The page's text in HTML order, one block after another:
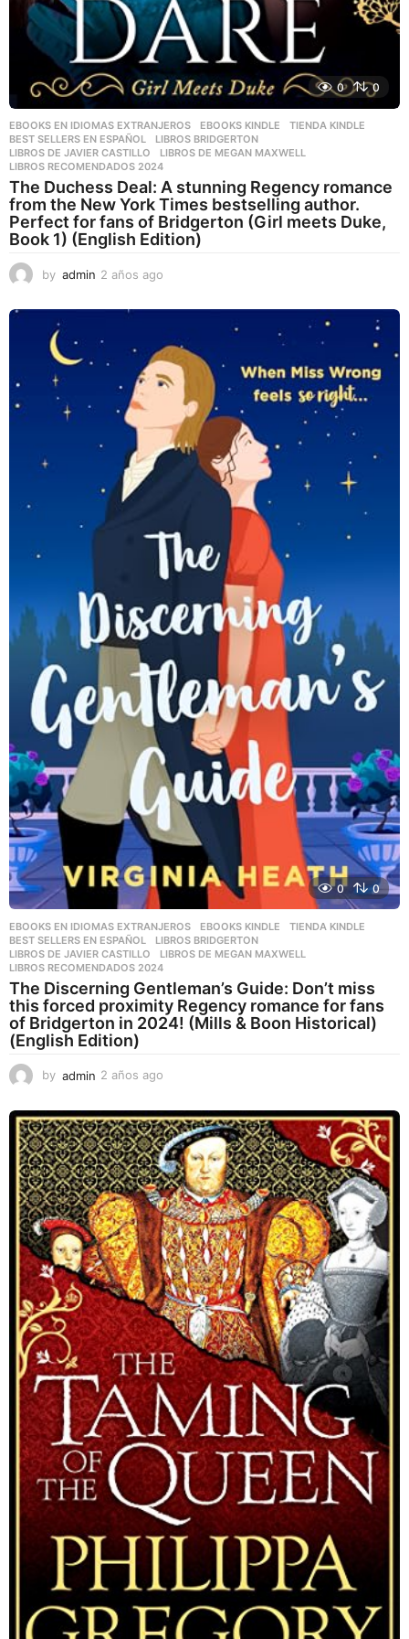
0 0
EBOOKS EN IDIOMAS EXTRANJEROS ,EBOOKS KINDLE ,TIENDA KINDLE
BEST SELLERS EN ESPAÑOL
,LIBROS BRIDGERTON
LIBROS DE JAVIER CASTILLO
,LIBROS DE MEGAN MAXWELL
LIBROS RECOMENDADOS 2024
The Duchess Deal: A stunning Regency romance
from the New York Times bestselling author.
Perfect for fans of Bridgerton (Girl meets Duke,
Book 1) (English Edition)
by admin 2 años ago
ñ
s
a
g
0 0
EBOOKS EN IDIOMAS EXTRANJEROS ,EBOOKS KINDLE ,TIENDA KINDLE
BEST SELLERS EN ESPAÑOL
,LIBROS BRIDGERTON
LIBROS DE JAVIER CASTILLO
,LIBROS DE MEGAN MAXWELL
LIBROS RECOMENDADOS 2024
The Discerning Gentleman’s Guide: Don’t miss
this forced proximity Regency romance for fans
of Bridgerton in 2024! (Mills & Boon Historical)
(English Edition)
by admin 2 años ago
ñ
o
s
a
g
o